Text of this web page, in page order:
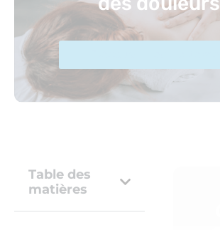
Table des
matières